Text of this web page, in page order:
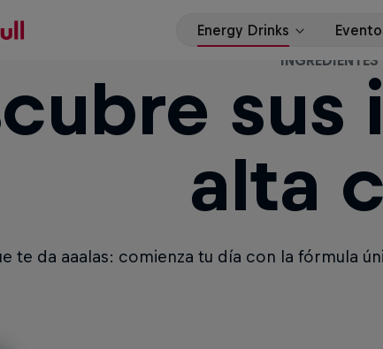
alta
te da aaalas: comienza tu día con la fórmula